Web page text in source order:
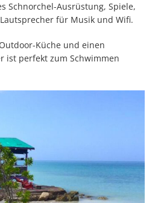
Schnorchel-Ausrüstung, Spiele,
für Musik und Wifi.
Küche und einen
ist perfekt zum Schwimmen